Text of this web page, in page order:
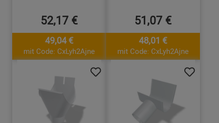
52,17 €
49,04 €
mit Code: CxLyh2Ajne
51,07 €
48,01 €
mit Code: CxLyh2Ajne